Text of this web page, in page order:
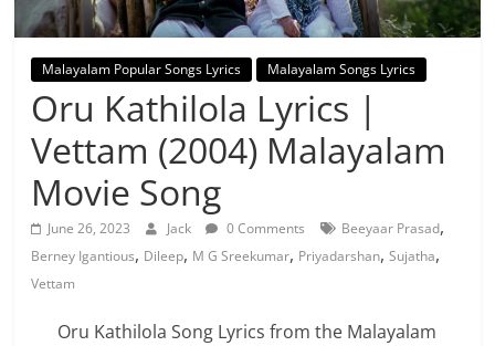
Malayalam Popular Songs Lyrics Malayalam Songs Lyrics
Oru Kathilola Lyrics |
Vettam (2004) Malayalam
Movie Song
June 26, 2023 Jack 0 Comments Beeyaar Prasad,
Berney Igantious, Dileep, M G Sreekumar, Priyadarshan,Sujatha,
Vettam
Oru Kathilola Song Lyrics from the Malayalam